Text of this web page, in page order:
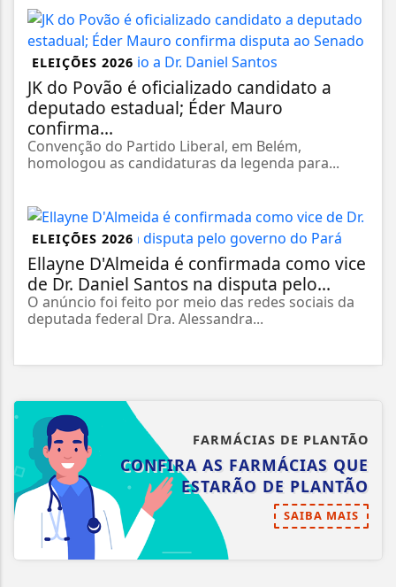
ELEIÇÕES 2026
JK do Povão é oficializado candidato a
deputado estadual; Éder Mauro
confirma...
Convenção do Partido Liberal, em Belém,
homologou as candidaturas da legenda para...
ELEIÇÕES 2026
Ellayne D'Almeida é confirmada como vice
de Dr. Daniel Santos na disputa pelo...
O anúncio foi feito por meio das redes sociais da
deputada federal Dra. Alessandra...
FARMÁCIAS DE PLANTÃO
CONFIRA AS FARMÁCIAS QUE
ESTARÃO DE PLANTÃO
SAIBA MAIS